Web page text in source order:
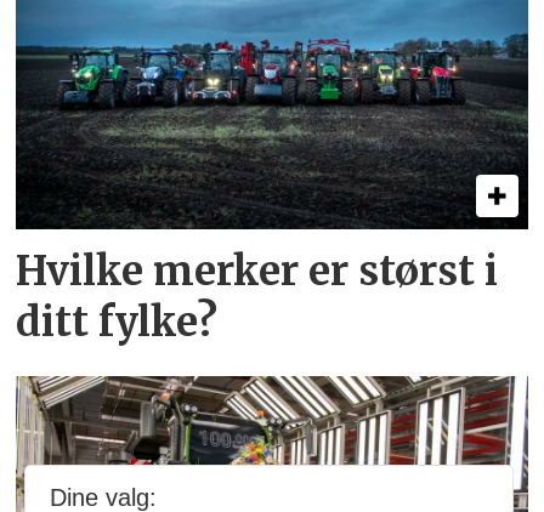
Hvilke merker er størst i
ditt fylke?
Dine valg: